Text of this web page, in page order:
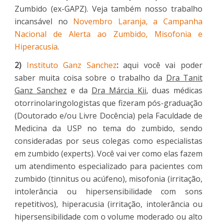
Zumbido (ex-GAPZ). Veja também nosso trabalho
incansável no Novembro Laranja, a Campanha
Nacional de Alerta ao Zumbido, Misofonia e
Hiperacusia.
2) Instituto Ganz Sanchez:aqui você vai poder
saber muita coisa sobre o trabalho da Dra Tanit
Ganz Sanchez e da Dra Márcia Kii, duas médicas
otorrinolaringologistas que fizeram pós-graduação
(Doutorado e/ou Livre Docência) pela Faculdade de
Medicina da USP no tema do zumbido, sendo
consideradas por seus colegas como especialistas
em zumbido (experts). Você vai ver como elas fazem
um atendimento especializado para pacientes com
zumbido (tinnitus ou acúfeno), misofonia (irritação,
intolerância ou hipersensibilidade com sons
repetitivos), hiperacusia (irritação, intolerância ou
hipersensibilidade com o volume moderado ou alto